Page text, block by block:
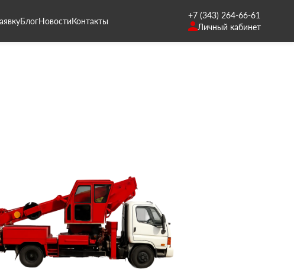
БлогНовостиКонтакты
+7 (343) 264-66-61
Личный кабинет